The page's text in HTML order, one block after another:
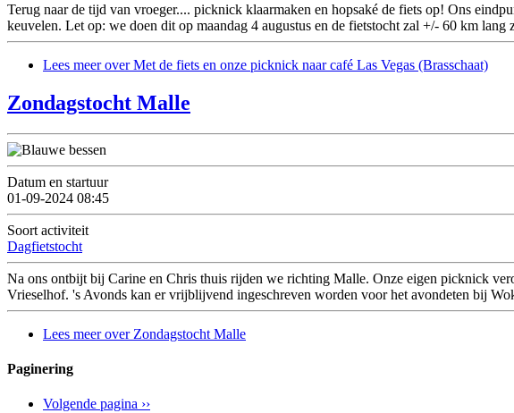
Terug naar de tijd van vroeger.... picknick klaarmaken en hopsaké de fiets op! Ons
keuvelen. Let op: we doen dit op maandag 4 augustus en de fietstocht zal +/- 60 km lang
Lees meerover Met de fiets en onze picknick naar café Las Vegas (Brasschaat)
Zondagstocht Malle
Datum en startuur
01-09-2024 08:45
Soort activiteit
Dagfietstocht
Na ons ontbijt bij Carine en Chris thuis rijden we richting Malle. Onze eigen picknick
Vrieselhof. 's Avonds kan er vrijblijvend ingeschreven worden voor het avondeten bij
Lees meerover Zondagstocht Malle
Paginering
Volgende pagina ››